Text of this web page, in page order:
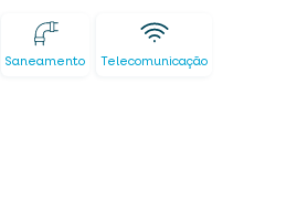
Saneamento Telecomunicação